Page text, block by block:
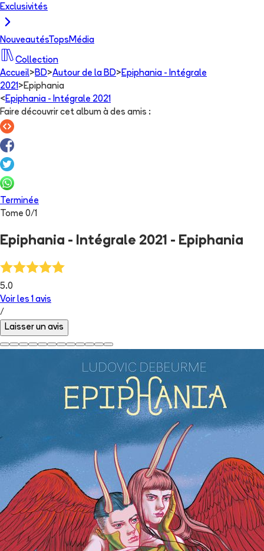
Exclusivités
NouveautésTops Média
Collection
Accueil> BD>Autour de la BD> Epiphania - Intégrale
2021 > Epiphania
< Epiphania - Intégrale 2021
Faire découvrir cet album à des amis :
Terminée
Tome 0/1
Epiphania - Intégrale 2021 - Epiphania
5.0
Voir les 1 avis
/
Laisser un avis